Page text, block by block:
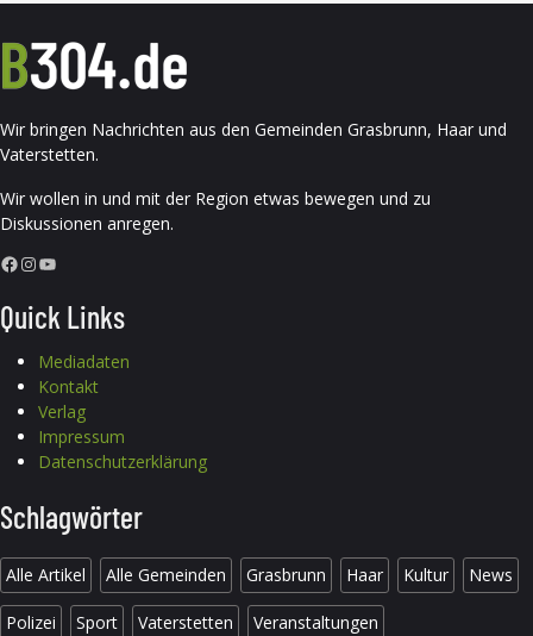
Wir bringen Nachrichten aus den Gemeinden Grasbrunn, Haar und
Vaterstetten.
Wir wollen in und mit der Region etwas bewegen und zu
Diskussionen anregen.
Facebook InstagramYouTube
Quick Links
Mediadaten
Kontakt
Verlag
Impressum
Datenschutzerklärung
Schlagwörter
Alle Artikel Alle Gemeinden Grasbrunn Haar Kultur News
Polizei Sport Vaterstetten Veranstaltungen